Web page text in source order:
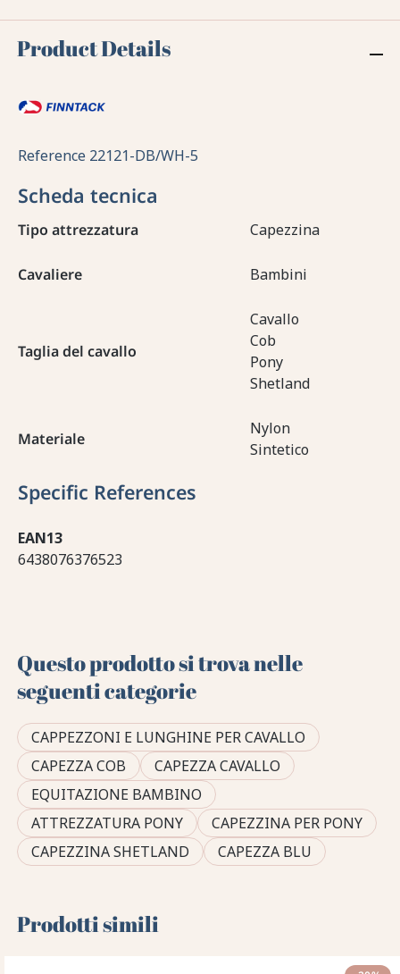
Product Details
Reference 22121-DB/WH-5
Scheda tecnica
Tipo attrezzatura Capezzina
Cavaliere Bambini
Taglia del cavallo
Cavallo
Cob
Pony
Shetland
Materiale
Nylon
Sintetico
Specific References
EAN13
6438076376523
Questo prodotto si trova nelle
seguenti categorie
CAPPEZZONI E LUNGHINE PER CAVALLO
CAPEZZA COB
CAPEZZA CAVALLO
EQUITAZIONE BAMBINO
ATTREZZATURA PONY
CAPEZZINA PER PONY
CAPEZZINA SHETLAND
CAPEZZA BLU
Prodotti simili